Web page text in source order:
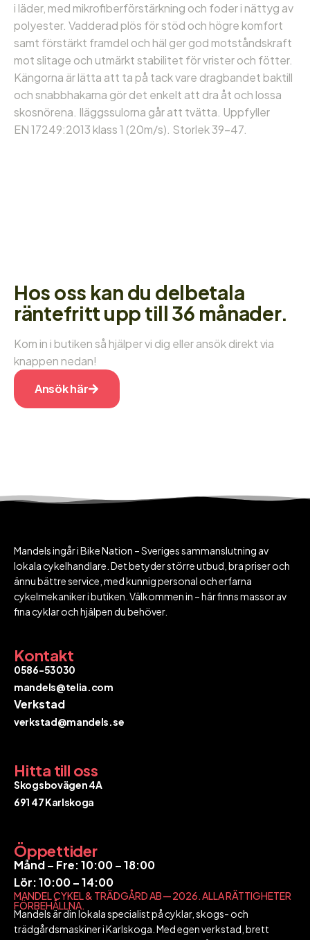
i läder, med mikrofiberförstärkning och foder i nättyg av
polyester. Vadderad plös för stöd och högre komfort
samt förstärkt framdel och häl ger god motståndskraft
mot slitage och utmärkt stabilitet för vrister och fötter.
Kängorna är lätta att ta på tack vare dragbandet baktill
och snabbhakarna gör det enkelt att dra åt och lossa
skosnörena. Iläggssulorna går att tvätta. Uppfyller
EN 17249:2013 klass 1 (20m/s). Storlek 39-47.
Hos oss kan du delbetala
räntefritt upp till 36 månader.
Kom in i butiken så hjälper vi dig eller ansök direkt via
knappen nedan!
Ansök här
Mandels ingår i Bike Nation – Sveriges sammanslutning av
lokala cykelhandlare. Det betyder större utbud, bra priser och
ännu bättre service, med kunnig personal och erfarna
cykelmekaniker i butiken. Välkommen in – här finns massor av
fina cyklar och hjälpen du behöver.
Kontakt
0586-53030
mandels@telia.com
Verkstad
verkstad@mandels.se​​​​​​​
Hitta till oss
Skogsbovägen 4A
​​​​​​​691 47 Karlskoga
Öppettider
​​​​​​Månd – Fre: 10:00 – 18:00
Lör: 10:00 – 14:00
MANDEL CYKEL & TRÄDGÅRD AB — 2026. ALLA RÄTTIGHETER
FÖRBEHÅLLNA.
Mandels är din lokala specialist på cyklar, skogs- och
trädgårdsmaskiner i Karlskoga. Med egen verkstad, brett